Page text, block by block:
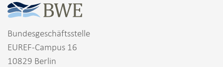
Bundesgeschäftsstelle
EUREF-Campus 16
10829 Berlin